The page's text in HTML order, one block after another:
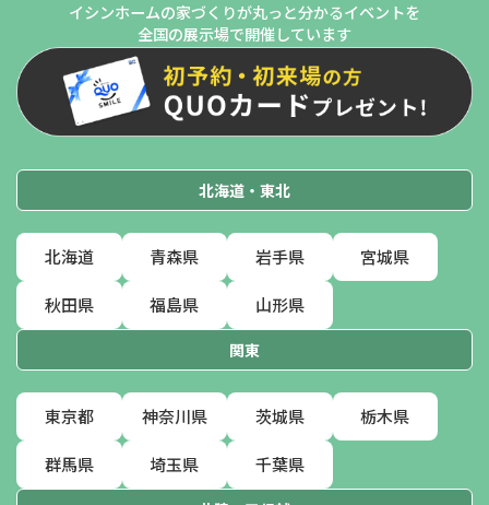
イシンホームの家づくりが丸っと分かるイベントを
全国の展示場で開催しています
北海道・東北
北海道 青森県 岩手県 宮城県
秋田県 福島県 山形県
関東
東京都 神奈川県 茨城県 栃木県
群馬県 埼玉県 千葉県